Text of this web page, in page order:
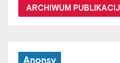
ARCHIWUM PUBLIKACIJ
Anonsy